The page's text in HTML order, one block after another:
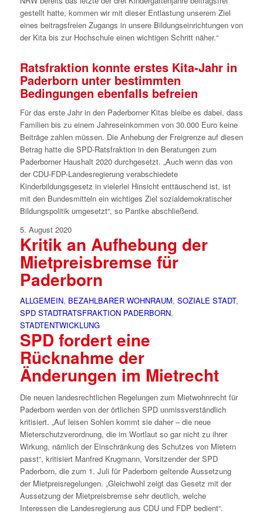
gestellt hatte, kommen wir mit dieser Entlastung unserem Ziel
eines beitragsfreien Zugangs in unsere Bildungseinrichtungen von
der Kita bis zur Hochschule einen wichtigen Schritt näher.“
Ratsfraktion konnte erstes Kita-Jahr in
Paderborn unter bestimmten
Bedingungen ebenfalls befreien
Für das erste Jahr in den Paderborner Kitas bleibe es dabei, dass
Familien bis zu einem Jahreseinkommen von 30.000 Euro keine
Beiträge zahlen müssen. Die Anhebung der Freigrenze auf diesen
Betrag hatte die SPD-Ratsfraktion in den Beratungen zum
Paderborner Haushalt 2020 durchgesetzt. „Auch wenn das von
der CDU-FDP-Landesregierung verabschiedete
Kinderbildungsgesetz in vielerlei Hinsicht enttäuschend ist, ist
mit den Bundesmitteln ein wichtiges Ziel sozialdemokratischer
Bildungspolitik umgesetzt“, so Pantke abschließend.
5. August 2020
Kritik an Aufhebung der
Mietpreisbremse für
Paderborn
ALLGEMEIN, BEZAHLBARER WOHNRAUM, SOZIALE STADT,
SPD STADTRATSFRAKTION PADERBORN,
STADTENTWICKLUNG
SPD fordert eine
Rücknahme der
Änderungen im Mietrecht
Die neuen landesrechtlichen Regelungen zum Mietwohnrecht für
Paderborn werden von der örtlichen SPD unmissverständlich
kritisiert. „Auf leisen Sohlen kommt sie daher – die neue
Mieterschutzverordnung, die im Wortlaut so gar nicht zu ihrer
Wirkung, nämlich der Einschränkung des Schutzes von Mietern
passt“, kritisiert Manfred Krugmann, Vorsitzender der SPD
Paderborn, die zum 1. Juli für Paderborn geltende Aussetzung
der Mietpreisregelungen. „Gleichwohl zeigt das Gesetz mit der
Aussetzung der Mietpreisbremse sehr deutlich, welche
Interessen die Landesregierung aus CDU und FDP bedient“.